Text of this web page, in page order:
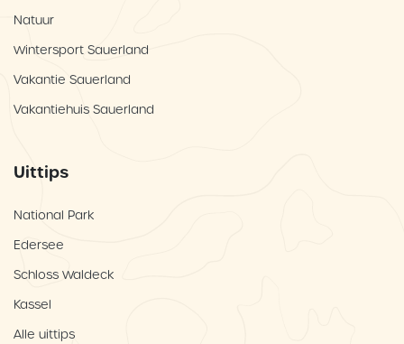
Natuur
Wintersport Sauerland
Vakantie Sauerland
Vakantiehuis Sauerland
Uittips
National Park
Edersee
Schloss Waldeck
Kassel
Alle uittips